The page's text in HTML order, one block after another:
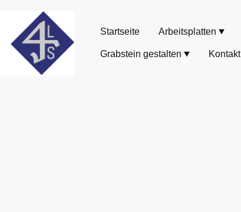
Startseite Arbeitsplatten
Grabstein gestalten Kontakt